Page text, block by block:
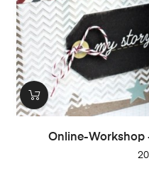
Online-Workshop
‹